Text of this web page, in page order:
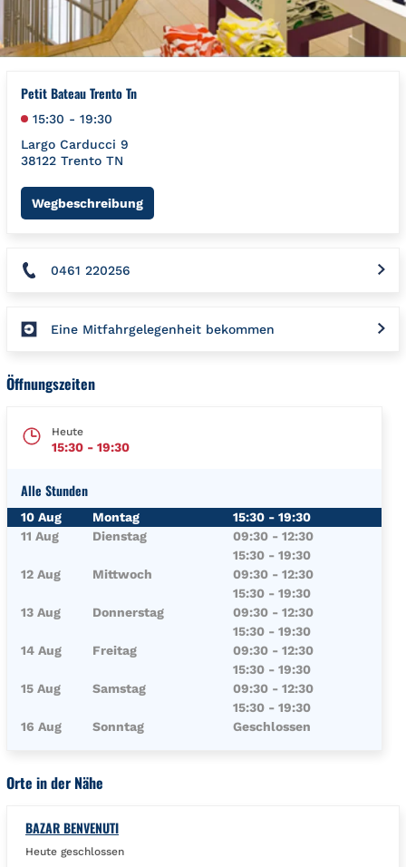
Petit Bateau Trento Tn
15:30 - 19:30
Largo Carducci 9
38122 Trento TN
WegbeschreibungLink Opens in New Tab
0461 220256
Eine Mitfahrgelegenheit bekommen
Öffnungszeiten
Heute
15:30 - 19:30
Alle Stunden
Wochentag Öffnungszeiten
10 Aug Montag 15:30 - 19:30
11 Aug
Dienstag 09:30 - 12:30
15:30 - 19:30
12 Aug
Mittwoch 09:30 - 12:30
15:30 - 19:30
13 Aug
Donnerstag 09:30 - 12:30
15:30 - 19:30
14 Aug
Freitag 09:30 - 12:30
15:30 - 19:30
15 Aug
Samstag 09:30 - 12:30
15:30 - 19:30
16 Aug
Sonntag Geschlossen
Orte in der Nähe
BAZAR BENVENUTI
Heute geschlossen